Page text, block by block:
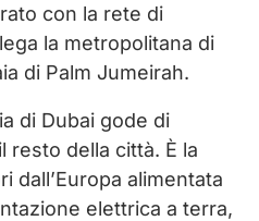
con la rete di
la metropolitana di
di Palm Jumeirah.
di Dubai gode di
resto della città. È la
dall’Europa alimentata
elettrica a terra,